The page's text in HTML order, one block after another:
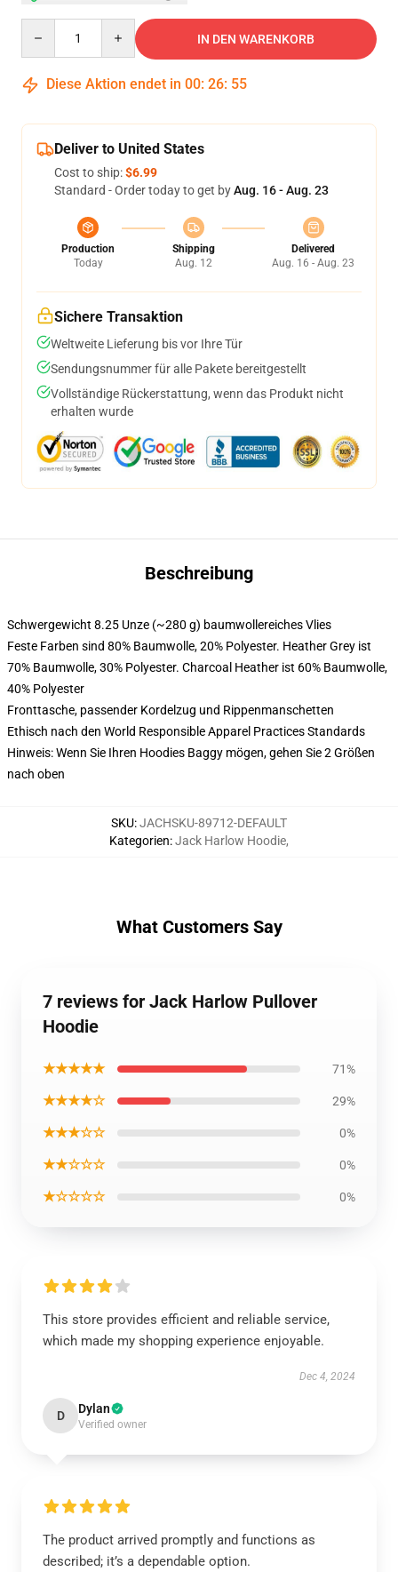
IN DEN WARENKORB
Diese Aktion endet in 00: 26: 54
Deliver to United States
Cost to ship:$6.99
Standard - Order today to get byAug. 16 - Aug. 23
Production
Today
Shipping
Aug. 12
Delivered
Aug. 16 - Aug. 23
Sichere Transaktion
Weltweite Lieferung bis vor Ihre Tür
Sendungsnummer für alle Pakete bereitgestellt
Vollständige Rückerstattung, wenn das Produkt nicht
erhalten wurde
Beschreibung
Schwergewicht 8.25 Unze (~280 g) baumwollereiches Vlies
Feste Farben sind 80% Baumwolle, 20% Polyester. Heather Grey ist
70% Baumwolle, 30% Polyester. Charcoal Heather ist 60% Baumwolle,
40% Polyester
Fronttasche, passender Kordelzug und Rippenmanschetten
Ethisch nach den World Responsible Apparel Practices Standards
Hinweis: Wenn Sie Ihren Hoodies Baggy mögen, gehen Sie 2 Größen
nach oben
SKU:JACHSKU-89712-DEFAULT
Kategorien:Jack Harlow Hoodie,
What Customers Say
7 reviews for Jack Harlow Pullover
Hoodie
★★★★★ 71%
★★★★☆ 29%
★★★☆☆ 0%
★★☆☆☆ 0%
★☆☆☆☆ 0%
This store provides efficient and reliable service,
which made my shopping experience enjoyable.
Dec 4, 2024
D Dylan
Verified owner
The product arrived promptly and functions as
described; it’s a dependable option.